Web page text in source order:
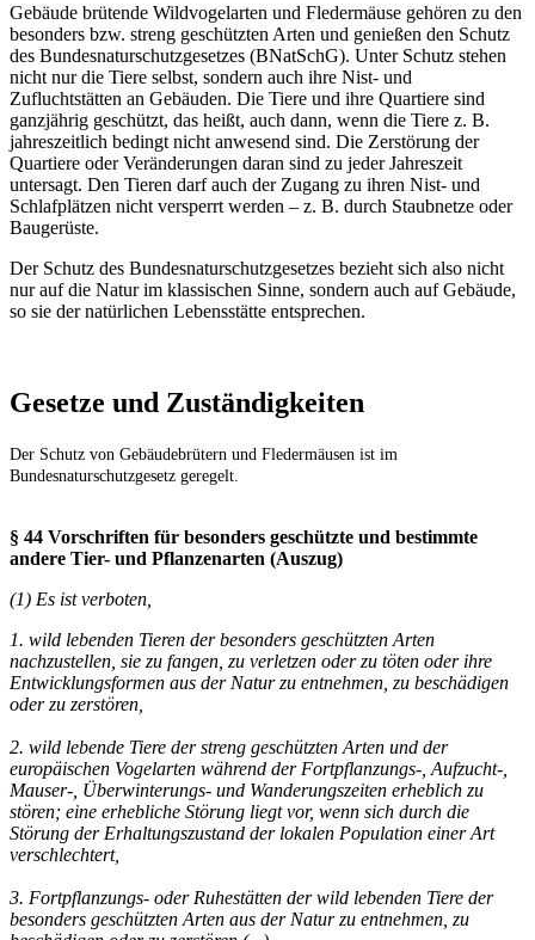
Gebäude brütende Wildvogelarten und Fledermäuse gehören zu den
besonders bzw. streng geschützten Arten und genießen den Schutz
des Bundesnaturschutzgesetzes (BNatSchG). Unter Schutz stehen
nicht nur die Tiere selbst, sondern auch ihre Nist- und
Zufluchtstätten an Gebäuden. Die Tiere und ihre Quartiere sind
ganzjährig geschützt, das heißt, auch dann, wenn die Tiere z. B.
jahreszeitlich bedingt nicht anwesend sind. Die Zerstörung der
Quartiere oder Veränderungen daran sind zu jeder Jahreszeit
untersagt. Den Tieren darf auch der Zugang zu ihren Nist- und
Schlafplätzen nicht versperrt werden – z. B. durch Staubnetze oder
Baugerüste.
Der Schutz des Bundesnaturschutzgesetzes bezieht sich also nicht
nur auf die Natur im klassischen Sinne, sondern auch auf Gebäude,
so sie der natürlichen Lebensstätte entsprechen.
Gesetze und Zuständigkeiten
Der Schutz von Gebäudebrütern und Fledermäusen ist im
Bundesnaturschutzgesetz geregelt.
§ 44 Vorschriften für besonders geschützte und bestimmte
andere Tier- und Pflanzenarten (Auszug)
(1) Es ist verboten,
1. wild lebenden Tieren der besonders geschützten Arten
nachzustellen, sie zu fangen, zu verletzen oder zu töten oder ihre
Entwicklungsformen aus der Natur zu entnehmen, zu beschädigen
oder zu zerstören,
2. wild lebende Tiere der streng geschützten Arten und der
europäischen Vogelarten während der Fortpflanzungs-, Aufzucht-,
Mauser-, Überwinterungs- und Wanderungszeiten erheblich zu
stören; eine erhebliche Störung liegt vor, wenn sich durch die
Störung der Erhaltungszustand der lokalen Population einer Art
verschlechtert,
3. Fortpflanzungs- oder Ruhestätten der wild lebenden Tiere der
besonders geschützten Arten aus der Natur zu entnehmen, zu